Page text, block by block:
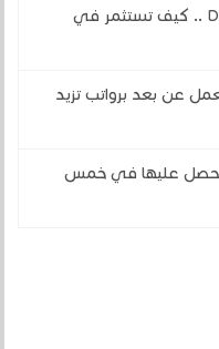
تجارة النطاقات Domain Flipping .. كيف تستثمر في
عن بعد برواتب تزيد
تحصل عليها في خمس